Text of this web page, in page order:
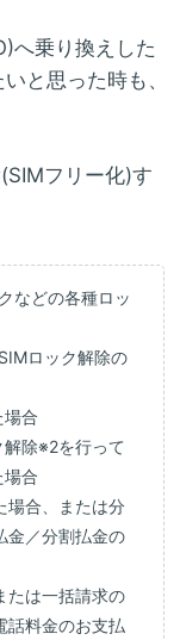
へ乗り換えした
と思った時も、
フリー化)す
などの各種ロッ
ロック解除の
合
除※2を行って
合
場合、または分
金／分割払金の
たは一括請求の
話料金のお支払